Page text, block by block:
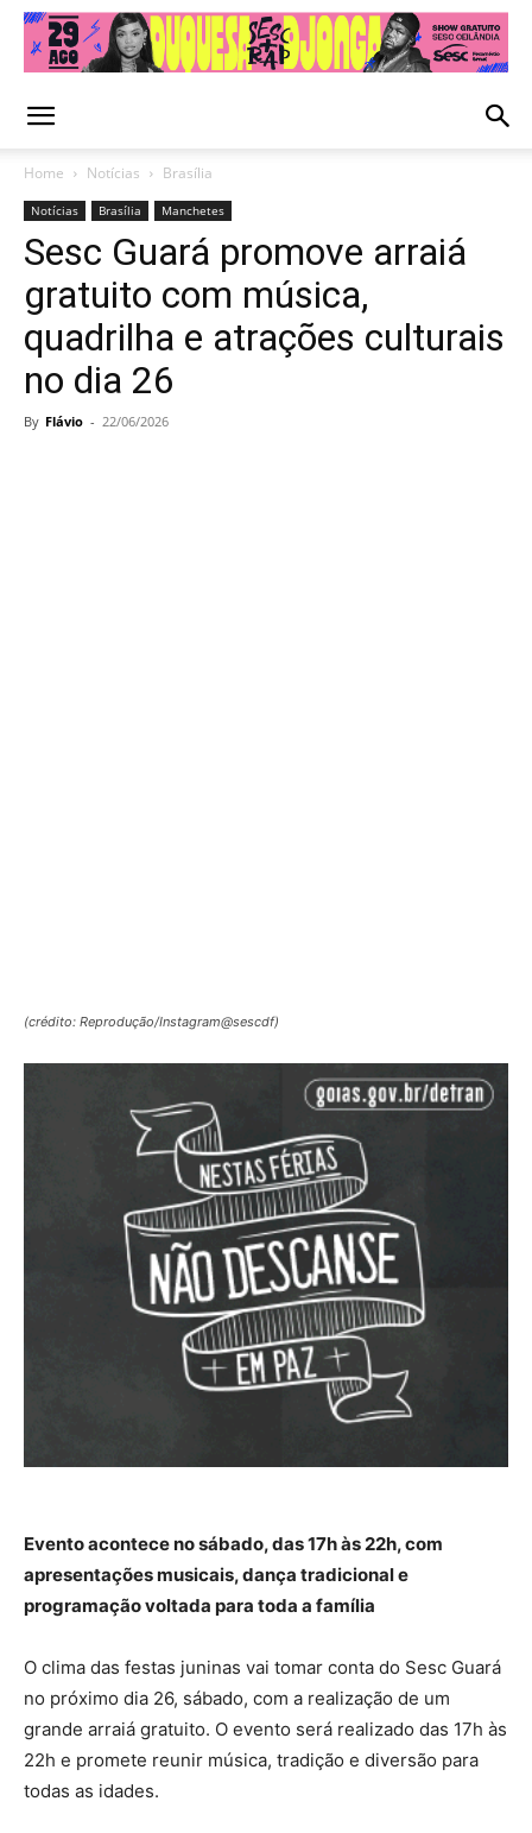
Home Notícias Brasília
Notícias Brasília Manchetes
Sesc Guará promove arraiá
gratuito com música,
quadrilha e atrações culturais
no dia 26
By Flávio - 22/06/2026
(crédito: Reprodução/Instagram@sescdf)
Evento acontece no sábado, das 17h às 22h, com
apresentações musicais, dança tradicional e
programação voltada para toda a família
O clima das festas juninas vai tomar conta do Sesc Guará
no próximo dia 26, sábado, com a realização de um
grande arraiá gratuito. O evento será realizado das 17h às
22h e promete reunir música, tradição e diversão para
todas as idades.